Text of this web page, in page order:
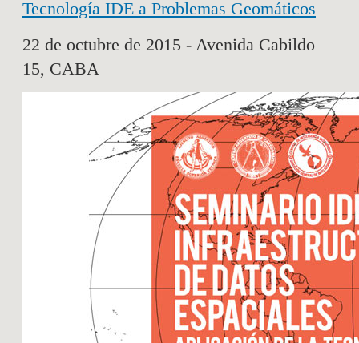
Tecnología IDE a Problemas Geomáticos
22 de octubre de 2015 - Avenida Cabildo
15, CABA